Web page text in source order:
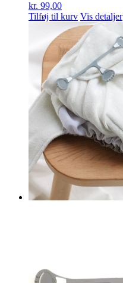
kr. 99,00
Tilføj til kurv Vis detaljer